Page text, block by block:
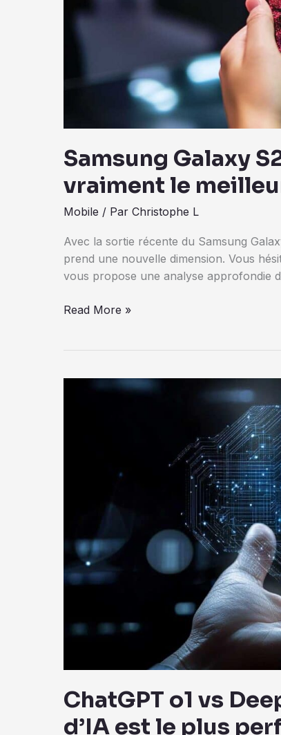
Samsung Galaxy
vraiment le
Mobile / Par Christophe L
Avec la sortie récente du Samsung
prend une nouvelle dimension. Vous
vous propose une analyse approfondie
Samsung
iPhone
Read More »
ChatGPT o1 vs
d’IA est le plus